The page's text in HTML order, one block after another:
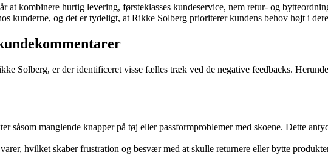
at kombinere hurtig levering, førsteklasses kundeservice, nem retur- og
kunderne, og det er tydeligt, at Rikke Solberg prioriterer kundens behov højt i
Solberg, er der identificeret visse fælles træk ved de negative feedbacks.
såsom manglende knapper på tøj eller passformproblemer med skoene. Dette
hvilket skaber frustration og besvær med at skulle returnere eller bytte